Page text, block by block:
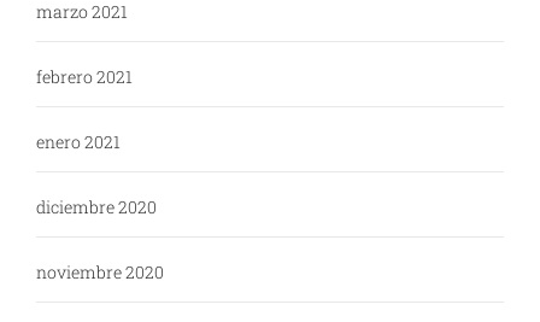
marzo 2021
febrero 2021
enero 2021
diciembre 2020
noviembre 2020